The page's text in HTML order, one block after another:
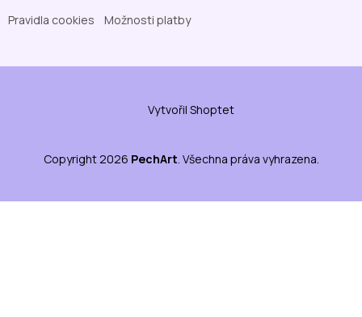
Pravidla cookies
Možnosti platby
Vytvořil Shoptet
Copyright 2026 PechArt . Všechna práva vyhrazena.